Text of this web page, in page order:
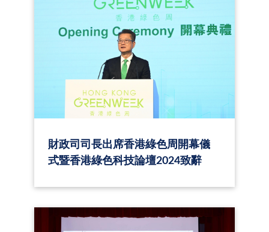
財政司司長出席香港綠色周開幕儀
式暨香港綠色科技論壇2024致辭